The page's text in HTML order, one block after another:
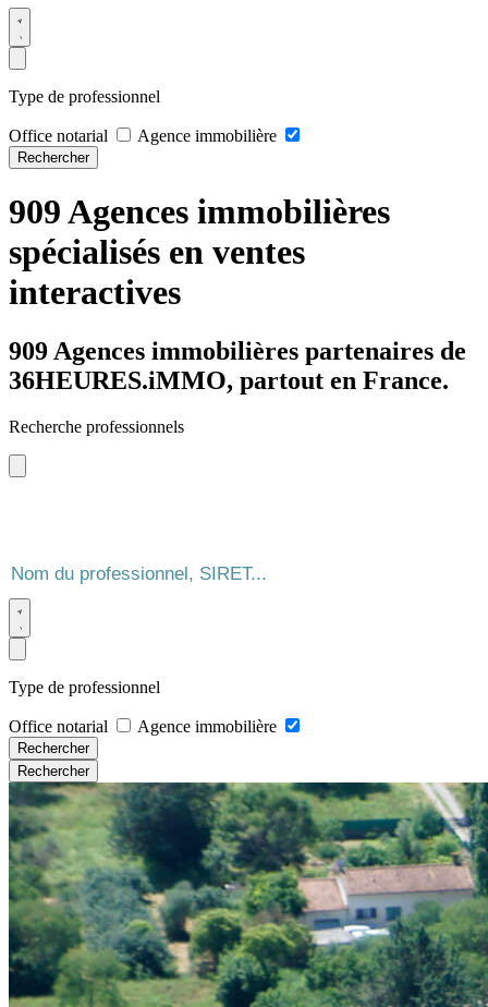
Type de professionnel
Office notarial Agence immobilière
Rechercher
909 Agences immobilières
spécialisés en ventes
interactives
909 Agences immobilières partenaires de
36HEURES.iMMO, partout en France.
Recherche professionnels
Type de professionnel
Office notarial Agence immobilière
Rechercher
Rechercher